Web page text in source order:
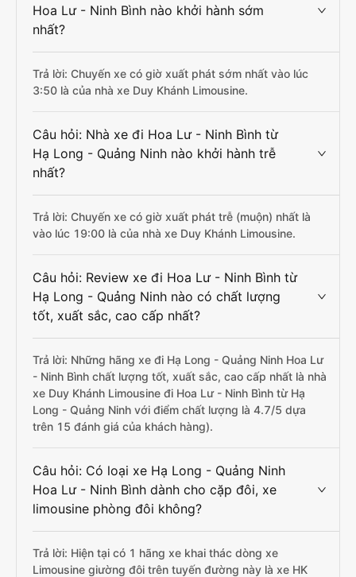
Hoa Lư - Ninh Bình nào khởi hành sớm
nhất?
Trả lời: Chuyến xe có giờ xuất phát sớm nhất vào lúc
3:50 là của nhà xe Duy Khánh Limousine.
Câu hỏi: Nhà xe đi Hoa Lư - Ninh Bình từ
Hạ Long - Quảng Ninh nào khởi hành trễ
nhất?
Trả lời: Chuyến xe có giờ xuất phát trễ (muộn) nhất là
vào lúc 19:00 là của nhà xe Duy Khánh Limousine.
Câu hỏi: Review xe đi Hoa Lư - Ninh Bình từ
Hạ Long - Quảng Ninh nào có chất lượng
tốt, xuất sắc, cao cấp nhất?
Trả lời: Những hãng xe đi Hạ Long - Quảng Ninh Hoa Lư
- Ninh Bình chất lượng tốt, xuất sắc, cao cấp nhất là nhà
xe Duy Khánh Limousine đi Hoa Lư - Ninh Bình từ Hạ
Long - Quảng Ninh với điểm chất lượng là 4.7/5 dựa
trên 15 đánh giá của khách hàng).
Câu hỏi: Có loại xe Hạ Long - Quảng Ninh
Hoa Lư - Ninh Bình dành cho cặp đôi, xe
limousine phòng đôi không?
Trả lời: Hiện tại có 1 hãng xe khai thác dòng xe
Limousine giường đôi trên tuyến đường này là xe HK